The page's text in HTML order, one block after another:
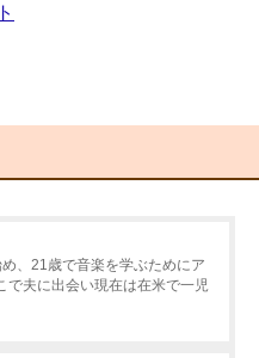
、21歳で音楽を学ぶためにア
で夫に出会い現在は在米で一児